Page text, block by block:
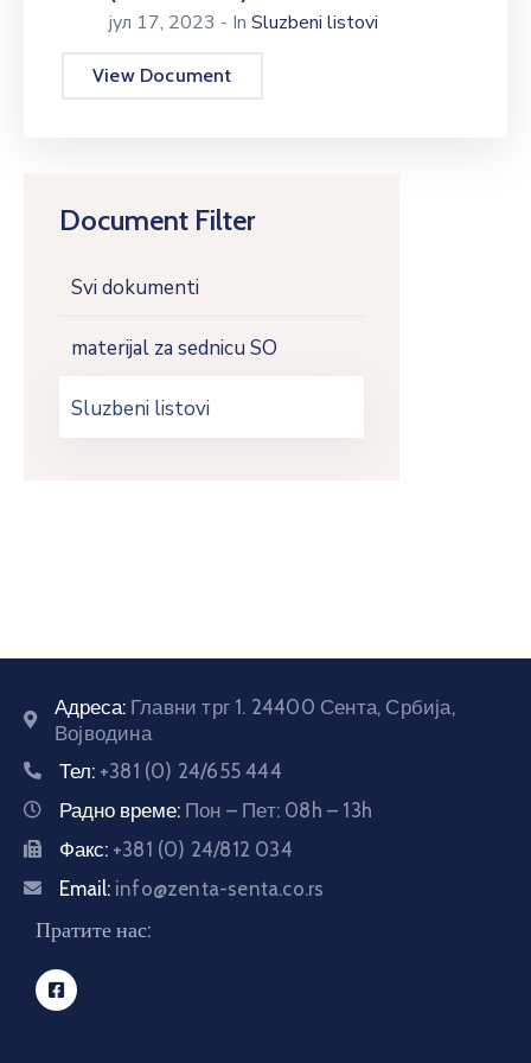
Document Filter
Svi dokumenti
materijal za sednicu SO
Sluzbeni listovi
јул 17, 2023 - In Sluzbeni listovi
View Document
Адреса: Главни трг 1. 24400 Сента, Србија,
Војводина
Тел: +381 (0) 24/655 444
Радно време: Пон – Пет: 08h – 13h
Факс: +381 (0) 24/812 034
Email: info@zenta-senta.co.rs
Пратите нас: